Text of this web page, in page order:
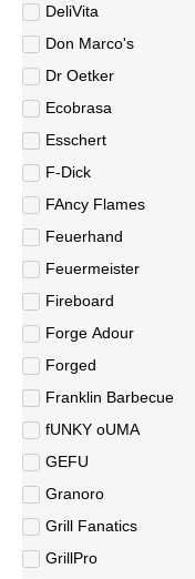
DeliVita
Don Marco's
Dr Oetker
Ecobrasa
Esschert
F-Dick
FAncy Flames
Feuerhand
Feuermeister
Fireboard
Forge Adour
Forged
Franklin Barbecue
fUNKY oUMA
GEFU
Granoro
Grill Fanatics
GrillPro